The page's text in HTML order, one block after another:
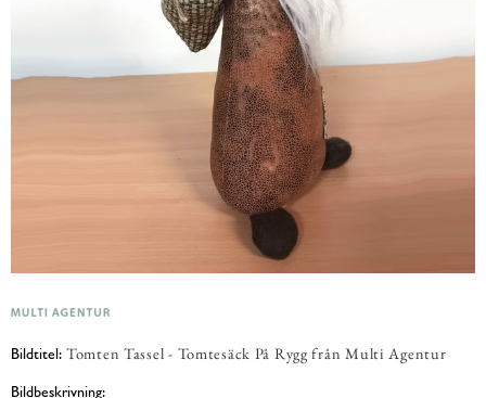
Bildtitel: Tomten Tassel - Tomtesäck På Rygg från Multi Agentur
Bildbeskrivning: